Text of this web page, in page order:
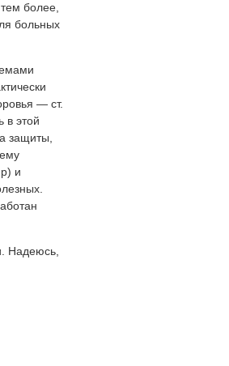
более,
больных
— ст.
в этой
защиты,
и
Надеюсь,